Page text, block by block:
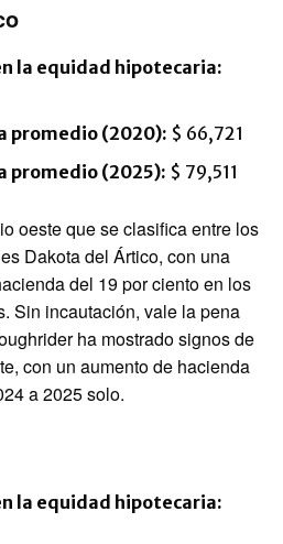
la equidad hipotecaria:
promedio (2020): $ 66,721
promedio (2025): $ 79,511
oeste que se clasifica entre los
Dakota del Ártico, con una
del 19 por ciento en los
Sin incautación, vale la pena
ha mostrado signos de
con un aumento de hacienda
a 2025 solo.
la equidad hipotecaria: